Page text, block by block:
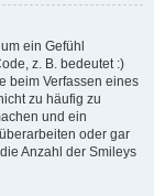
ein Gefühl
z. B. bedeutet :)
beim Verfassen eines
zu häufig zu
und ein
oder gar
Anzahl der Smileys